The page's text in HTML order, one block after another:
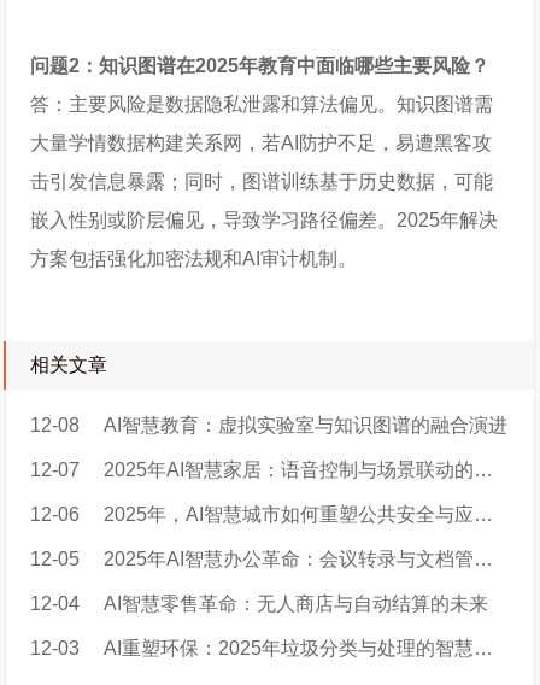
问题2：知识图谱在2025年教育中面临哪些主要风险？
答：主要风险是数据隐私泄露和算法偏见。知识图谱需
大量学情数据构建关系网，若AI防护不足，易遭黑客攻
击引发信息暴露；同时，图谱训练基于历史数据，可能
嵌入性别或阶层偏见，导致学习路径偏差。2025年解决
方案包括强化加密法规和AI审计机制。
相关文章
12-08 AI智慧教育：虚拟实验室与知识图谱的融合演进
12-07 2025年AI智慧家居：语音控制与场景联动的革命性跃进
12-06 2025年，AI智慧城市如何重塑公共安全与应急响应格局
12-05 2025年AI智慧办公革命：会议转录与文档管理的智能跃迁
12-04 AI智慧零售革命：无人商店与自动结算的未来
12-03 AI重塑环保：2025年垃圾分类与处理的智慧革命